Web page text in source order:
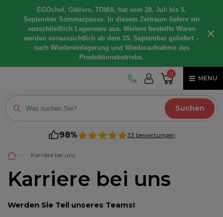
EGOchef, Giblors, TOMA, hat vom 28. Juli bis 5.
September Sommerpause. In diesem Zeitraum liefern wir
ausschließlich Lagerware aus. Weitere bestellte Waren
werden voraussichtlich ab dem 15. September geliefert –
nach Wiedereinlagerung und Wiederaufnahme des
Produktionsbetriebs.
×
0
MENU
Suchen
98% 33 bewertungen
Karriere bei uns
Karriere bei uns
Werden Sie Teil unseres Teams!